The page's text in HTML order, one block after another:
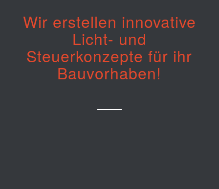
Wir erstellen innovative
Licht- und
Steuerkonzepte für ihr
Bauvorhaben!